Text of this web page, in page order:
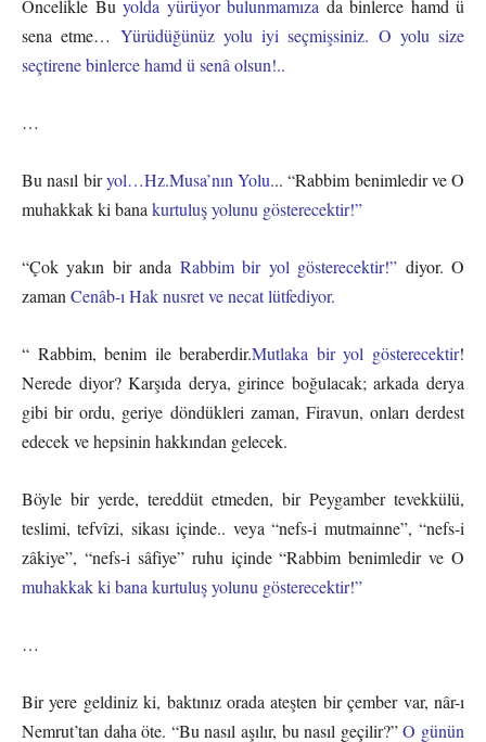
Öncelikle Bu yolda yürüyor bulunmamıza da binlerce hamd ü
sena etme… Yürüdüğünüz yolu iyi seçmişsiniz. O yolu size
seçtirene binlerce hamd ü senâ olsun!..
…
Bu nasıl biryol…Hz.Musa’nın Yolu... “Rabbim benimledir ve O
muhakkak ki bana kurtuluş yolunu gösterecektir!”
“Çok yakın bir anda Rabbim bir yol gösterecektir!” diyor. O
zaman Cenâb-ı Hak nusret ve necat lütfediyor.
“ Rabbim, benim ile beraberdir.Mutlaka bir yol gösterecektir!
Nerede diyor? Karşıda derya, girince boğulacak; arkada derya
gibi bir ordu, geriye döndükleri zaman, Firavun, onları derdest
edecek ve hepsinin hakkından gelecek.
Böyle bir yerde, tereddüt etmeden, bir Peygamber tevekkülü,
teslimi, tefvîzi, sikası içinde.. veya “nefs-i mutmainne”, “nefs-i
zâkiye”, “nefs-i sâfiye” ruhu içinde “Rabbim benimledir ve O
muhakkak ki bana kurtuluş yolunu gösterecektir!”
…
Bir yere geldiniz ki, baktınız orada ateşten bir çember var, nâr-ı
Nemrut’tan daha öte. “Bu nasıl aşılır, bu nasıl geçilir?”O günün